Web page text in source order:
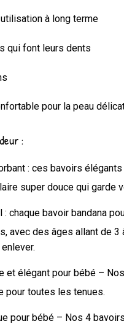
à long terme
qui font leurs dents
pour la peau
:
: ces bavoirs
super douce qui garde
: chaque bavoir bandana
avec des âges allant de
et élégant pour bébé –
pour toutes les tenues.
pour bébé – Nos 4